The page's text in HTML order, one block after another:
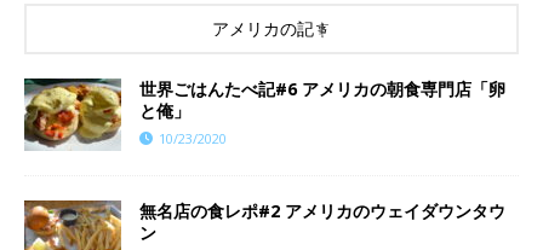
アメリカの記事
世界ごはんたべ記#6 アメリカの朝食専門店「卵
と俺」
10/23/2020
無名店の食レポ#2 アメリカのウェイダウンタウ
ン